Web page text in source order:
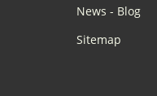
News - Blog
Sitemap